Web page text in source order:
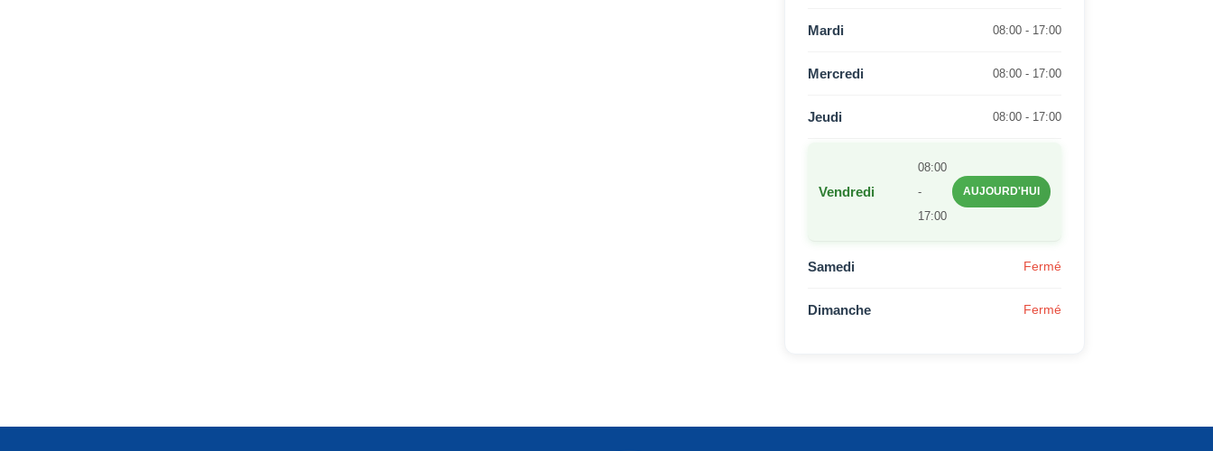
Mardi 08:00 - 17:00
Mercredi 08:00 - 17:00
Jeudi 08:00 - 17:00
Vendredi
08:00
-
17:00
AUJOURD'HUI
Samedi Fermé
Dimanche Fermé